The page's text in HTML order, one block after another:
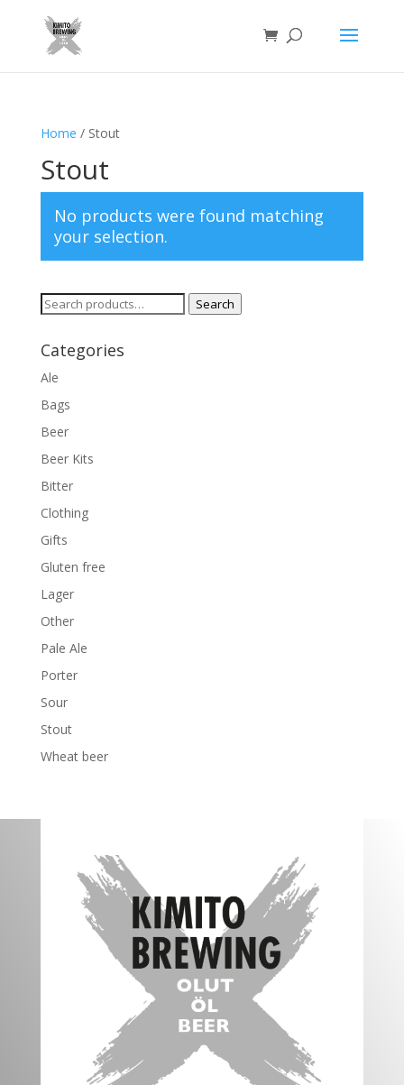
Home / Stout
Stout
No products were found matching
your selection.
Search
Search
Categories
Ale
Bags
Beer
Beer Kits
Bitter
Clothing
Gifts
Gluten free
Lager
Other
Pale Ale
Porter
Sour
Stout
Wheat beer